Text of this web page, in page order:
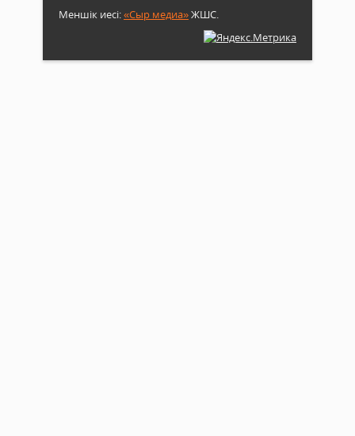
Меншік иесі:«Сыр медиа»ЖШС.